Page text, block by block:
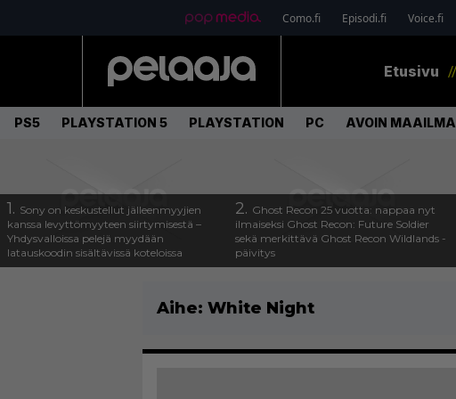
Como.fi Episodi.fi Voice.fi
Etusivu
PS5 PLAYSTATION 5 PLAYSTATION PC AVOIN MAAILMA
1. Sony on keskustellut jälleenmyyjien
kanssa levyttömyyteen siirtymisestä –
Yhdysvalloissa pelejä myydään
latauskoodin sisältävissä koteloissa
2. Ghost Recon 25 vuotta: nappaa nyt
ilmaiseksi Ghost Recon: Future Soldier
sekä merkittävä Ghost Recon Wildlands -
päivitys
Aihe: White Night